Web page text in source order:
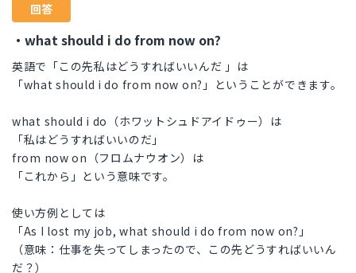
回答
・what should i do from now on?
英語で「この先私はどうすればいいんだ 」は
「what should i do from now on?」ということができます。
what should i do（ホワットシュドアイドゥー）は
「私はどうすればいいのだ」
from now on（フロムナウオン）は
「これから」という意味です。
使い方例としては
「As I lost my job, what should i do from now on?」
（意味：仕事を失ってしまったので、この先どうすればいいん
だ？）